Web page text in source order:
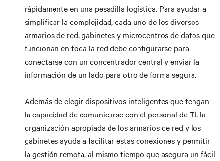
rápidamente en una pesadilla logística. Para ayudar a
simplificar la complejidad, cada uno de los diversos
armarios de red, gabinetes y microcentros de datos que
funcionan en toda la red debe configurarse para
conectarse con un concentrador central y enviar la
información de un lado para otro de forma segura.
Además de elegir dispositivos inteligentes que tengan
la capacidad de comunicarse con el personal de TI, la
organización apropiada de los armarios de red y los
gabinetes ayuda a facilitar estas conexiones y permitir
la gestión remota, al mismo tiempo que asegura un fácil